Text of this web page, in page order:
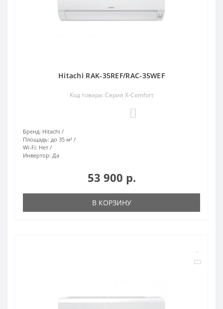
Hitachi RAK-35REF/RAC-35WEF
Код товара: Серия X-Comfort
Бренд: Hitachi
Площадь: до 35 м²
Wi-Fi: Нет
Инвертор: Да
53 900 р.
В КОРЗИНУ